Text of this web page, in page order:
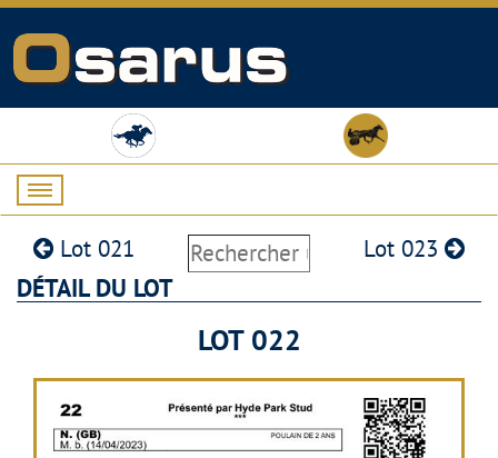
Lot 021 Lot 023
DÉTAIL DU LOT
LOT 022